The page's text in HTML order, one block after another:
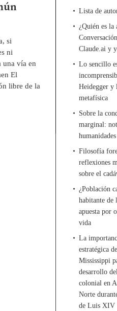
si
ni
una vía en
El
libre de la
Lista de
¿Quién es la
Claude.ai y
Lo sencillo
Heidegger y
metafísica
Sobre la
marginal:
humanidades
Filosofía
reflexiones
sobre el
¿Población
habitante de
apuesta por
vida
La
estratégica
Mississippi
desarrollo
colonial en
Norte
de Luis XIV